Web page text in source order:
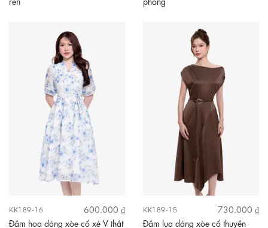
KK189-16
600.000 ₫
Đầm hoa dáng xòe cổ xẻ V thắt
KK189-15
730.000 ₫
Đầm lụa dáng xòe cổ thuyền